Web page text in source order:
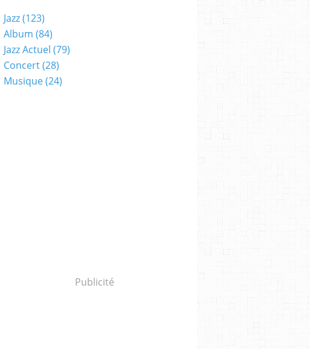
Jazz(123)
Album (84)
Jazz Actuel (79)
Concert(28)
Musique(24)
Publicité